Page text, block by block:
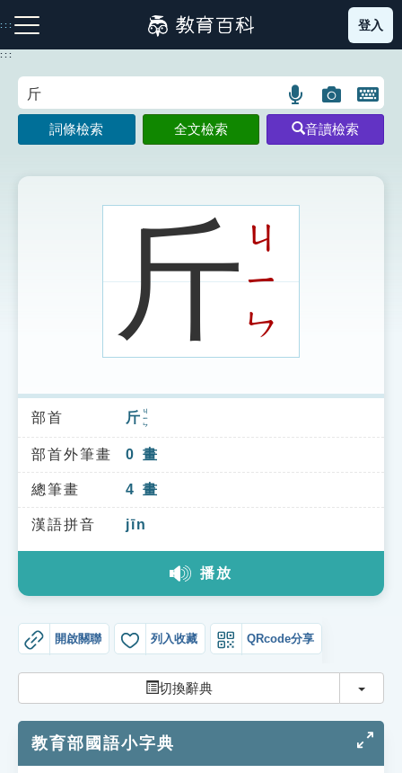
到
主
:::
注音索引圖示 筆畫索引圖示 部首索引表圖示
索引選單
知識索引
單字索引
生命大百科索引
教學應用
登入
:::
語
言
搜
示
圖
片
搜
開
鍵
圖
詞條檢索 全文檢索 音讀檢索
斤 ㄐ
ㄧ
ㄣ
部首 斤 ㄐㄧㄣ
部首外筆畫 0 畫
總筆畫 4 畫
漢語拼音 jīn
播放
開啟關聯 列入收藏 QRcode分享
切換辭典 切換
教育部國語小字典